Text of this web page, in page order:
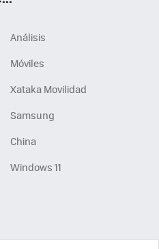
Análisis
Móviles
Xataka Movilidad
Samsung
China
Windows 11